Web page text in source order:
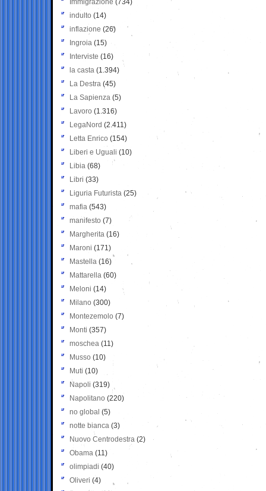
Immigrazione (734)
indulto (14)
inflazione (26)
Ingroia (15)
Interviste (16)
la casta (1.394)
La Destra (45)
La Sapienza (5)
Lavoro (1.316)
LegaNord (2.411)
Letta Enrico (154)
Liberi e Uguali (10)
Libia (68)
Libri (33)
Liguria Futurista (25)
mafia (543)
manifesto (7)
Margherita (16)
Maroni (171)
Mastella (16)
Mattarella (60)
Meloni (14)
Milano (300)
Montezemolo (7)
Monti (357)
moschea (11)
Musso (10)
Muti (10)
Napoli (319)
Napolitano (220)
no global (5)
notte bianca (3)
Nuovo Centrodestra (2)
Obama (11)
olimpiadi (40)
Oliveri (4)